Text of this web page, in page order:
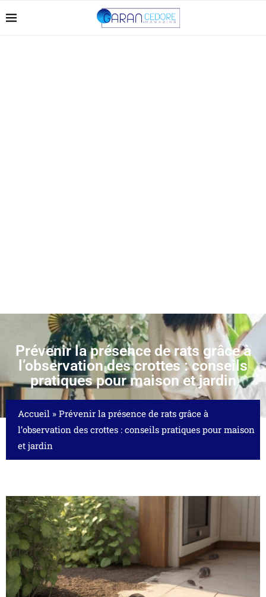
Prévenir la présence de rats grâce à
l’observation des crottes : conseils
pratiques pour maison et jardin
Accueil » Prévenir la présence de rats grâce à
l’observation des crottes : conseils pratiques pour maison
et jardin